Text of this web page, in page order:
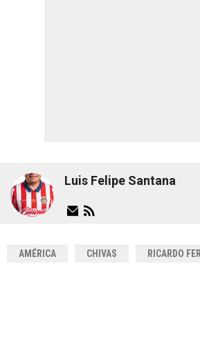
Luis Felipe Santana
AMÉRICA CHIVAS RICARDO